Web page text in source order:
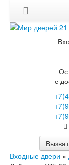
Мои
Двери
Двери
Двери
с
Входные двери »